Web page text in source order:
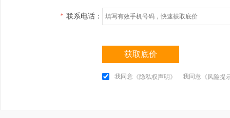
* 联系电话：
获取底价
我同意 《隐私权声明》 我同意 《风险提